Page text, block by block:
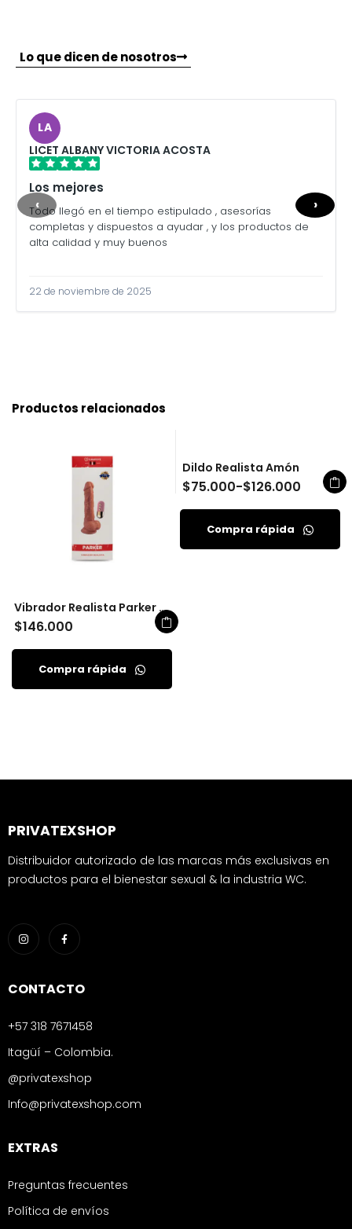
Lo que dicen de nosotros
LA
LICET ALBANY VICTORIA ACOSTA
Los mejores
Todo llegó en el tiempo estipulado , asesorías
completas y dispuestos a ayudar , y los productos de
alta calidad y muy buenos
22 de noviembre de 2025
‹ ›
Productos relacionados
Vibrador Realista Parker 20 Cm Camtoyz
$146.000
Compra rápida
Dildo Realista Amón
$75.000-$126.000
Compra rápida
PRIVATEXSHOP
Distribuidor autorizado de las marcas más exclusivas en
productos para el bienestar sexual & la industria WC.
CONTACTO
+57 318 7671458
Itagüí – Colombia.
@privatexshop
Info@privatexshop.com
EXTRAS
Preguntas frecuentes
Política de envíos